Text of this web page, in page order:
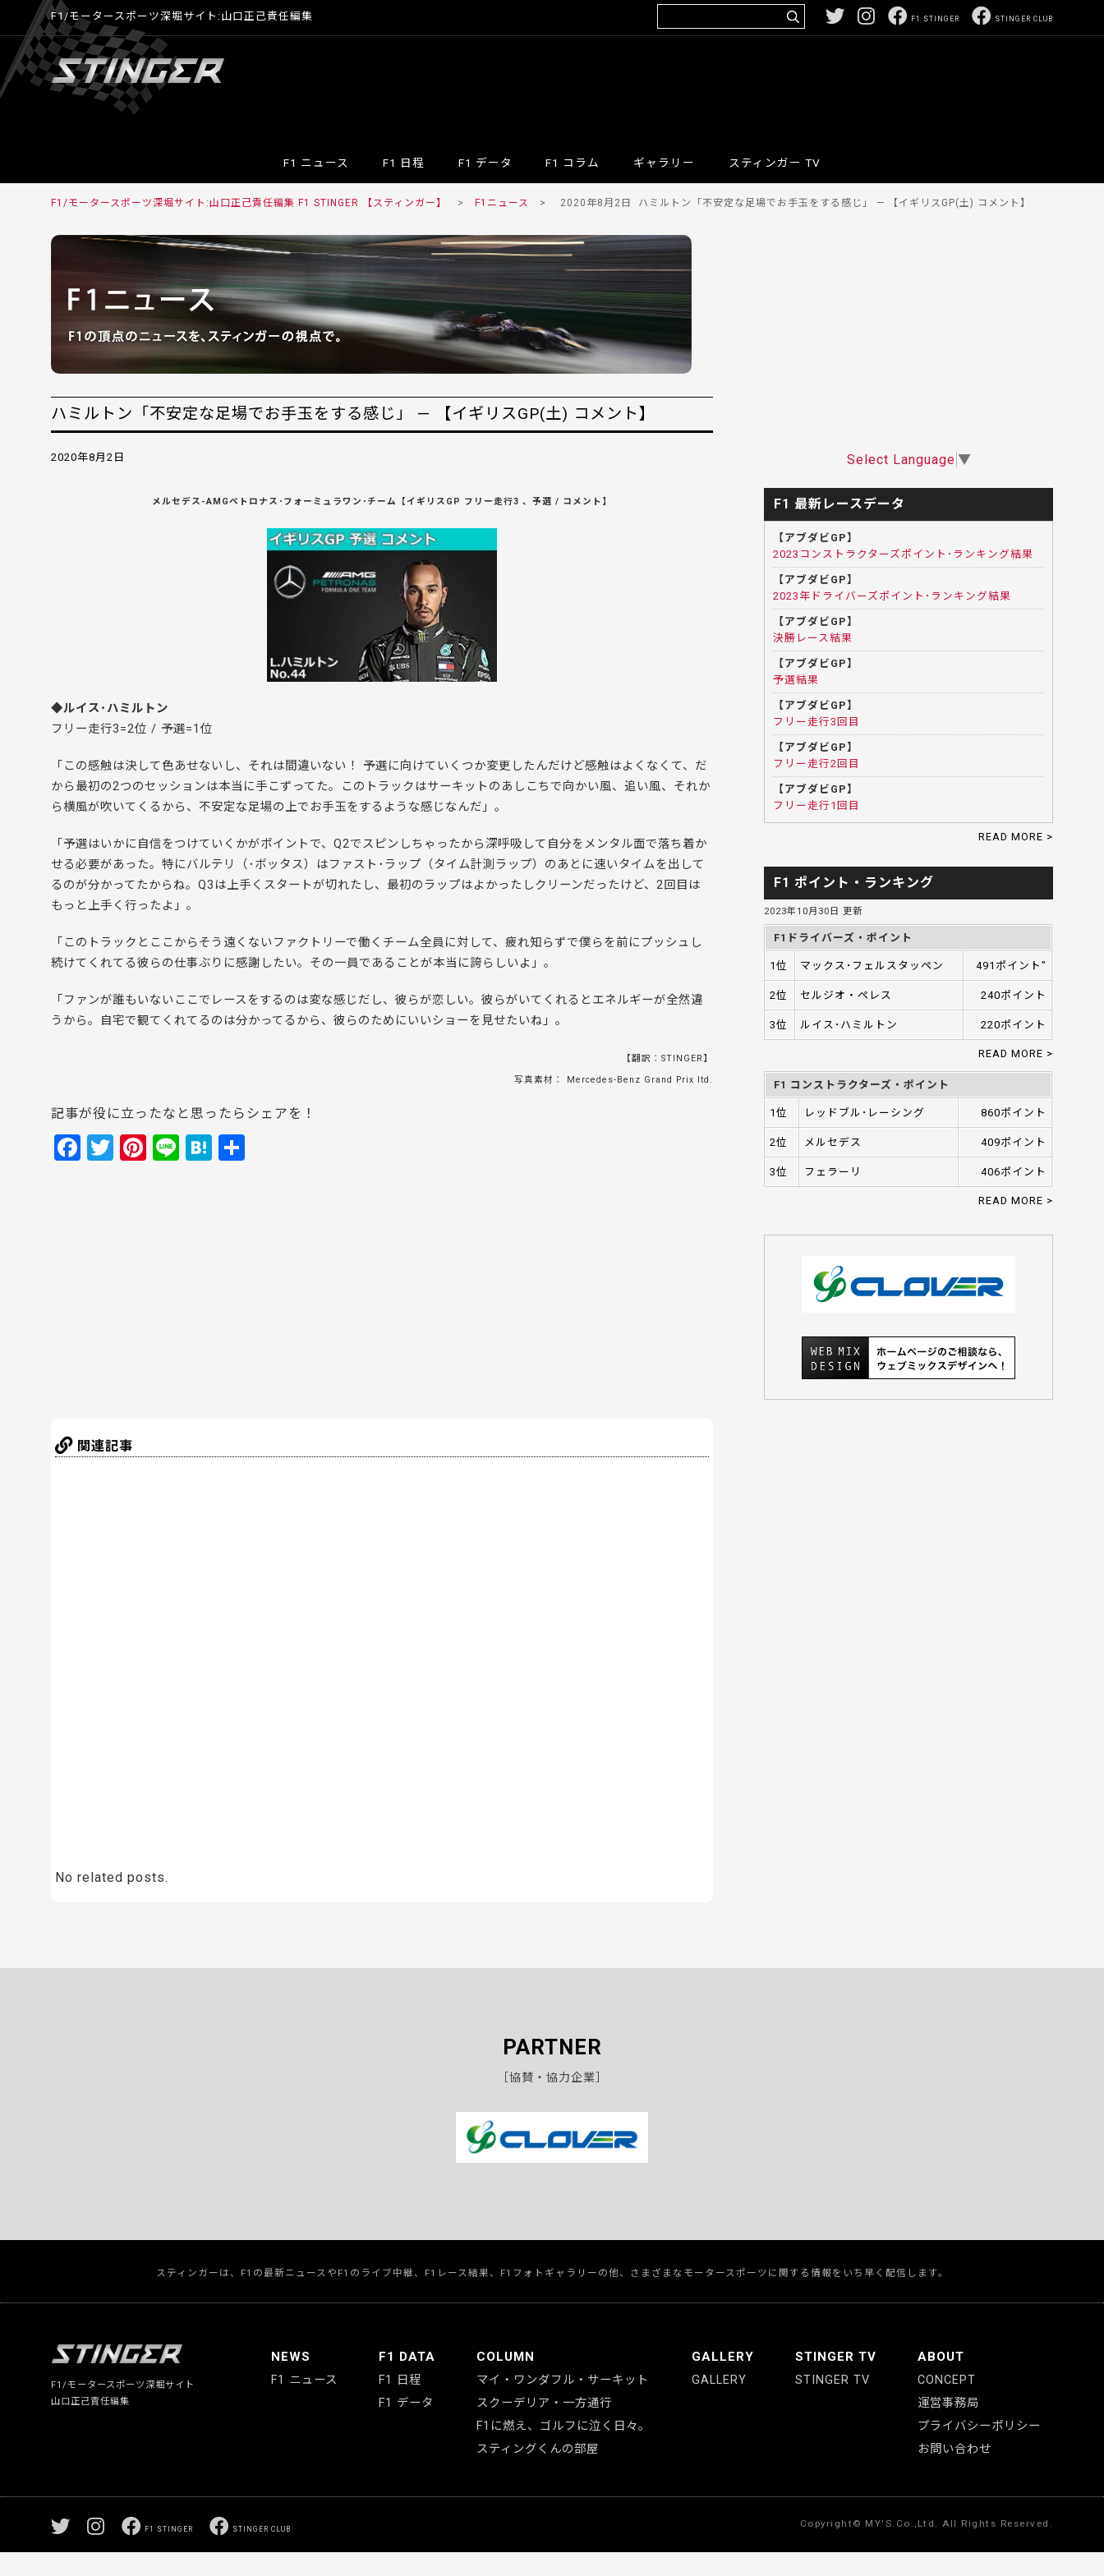
F1/モータースポーツ深堀サイト:山口正己責任編集 STINGER CLUB
F1 STINGER
F1 ニュース F1 日程 F1 データ F1 コラム ギャラリー スティンガー TV
F1/モータースポーツ深堀サイト:山口正己責任編集 F1 STINGER 【スティンガー】 > F1ニュース > 2020年8月2日 ハミルトン「不安定な足場でお手玉をする感じ」 — 【イギリスGP(土) コメント】
ハミルトン「不安定な足場でお手玉をする感じ」 — 【イギリスGP(土) コメント】
2020年8月2日
メルセデス-AMGペトロナス･フォーミュラワン･チーム【イギリスGP フリー走行3 、予選 / コメント】
◆ルイス･ハミルトン
フリー走行3=2位 / 予選=1位
「この感触は決して色あせないし、それは間違いない！ 予選に向けていくつか変更したんだけど感触はよくなくて、だ
から最初の2つのセッションは本当に手こずってた。このトラックはサーキットのあしこちで向かい風、追い風、それか
ら横風が吹いてくるから、不安定な足場の上でお手玉をするような感じなんだ」。
「予選はいかに自信をつけていくかがポイントで、Q2でスピンしちゃったから深呼吸して自分をメンタル面で落ち着か
せる必要があった。特にバルテリ（･ボッタス）はファスト･ラップ（タイム計測ラップ）のあとに速いタイムを出して
るのが分かってたからね。Q3は上手くスタートが切れたし、最初のラップはよかったしクリーンだったけど、2回目は
もっと上手く行ったよ」。
「このトラックとここからそう遠くないファクトリーで働くチーム全員に対して、疲れ知らずで僕らを前にプッシュし
続けてくれてる彼らの仕事ぶりに感謝したい。その一員であることが本当に誇らしいよ」。
「ファンが誰もいないここでレースをするのは変な感じだし、彼らが恋しい。彼らがいてくれるとエネルギーが全然違
うから。自宅で観てくれてるのは分かってるから、彼らのためにいいショーを見せたいね」。
【翻訳：STINGER】
写真素材： Mercedes-Benz Grand Prix ltd.
記事が役に立ったなと思ったらシェアを！
F
T
Pi Li H
関連記事
No related posts.
Select Language ▼
F1 最新レースデータ
【アブダビGP】
2023コンストラクターズポイント･ランキング結果
【アブダビGP】
2023年ドライバーズポイント･ランキング結果
【アブダビGP】
決勝レース結果
【アブダビGP】
予選結果
【アブダビGP】
フリー走行3回目
【アブダビGP】
フリー走行2回目
【アブダビGP】
フリー走行1回目
READ MORE >
F1 ポイント・ランキング
2023年10月30日 更新
F1ドライバーズ・ポイント
1位 マックス･フェルスタッペン 491ポイント"
2位 セルジオ・ペレス 240ポイント
3位 ルイス･ハミルトン 220ポイント
READ MORE >
F1 コンストラクターズ・ポイント
1位 レッドブル･レーシング 860ポイント
2位 メルセデス 409ポイント
3位 フェラーリ 406ポイント
READ MORE >
PARTNER
［協賛・協力企業］
スティンガーは、F1の最新ニュースやF1のライブ中継、F1レース結果、F1フォトギャラリーの他、さまざまなモータースポーツに関する情報をいち早く配信します。
F1/モータースポーツ深堀サイト
山口正己責任編集
NEWS
F1 ニュース
F1 DATA
F1 日程
F1 データ
COLUMN
マイ・ワンダフル・サーキット
スクーデリア・一方通行
F1に燃え、ゴルフに泣く日々。
スティングくんの部屋
GALLERY
GALLERY
STINGER TV
STINGER TV
ABOUT
CONCEPT
運営事務局
プライバシーポリシー
お問い合わせ
F1 STINGER STINGER CLUB Copyright© MY'S.Co.,Ltd. All Rights Reserved.